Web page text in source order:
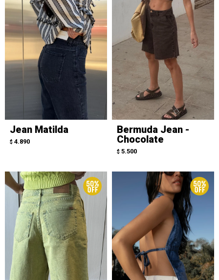
Jean Matilda
$ 4.890
Bermuda Jean -
Chocolate
$ 5.500